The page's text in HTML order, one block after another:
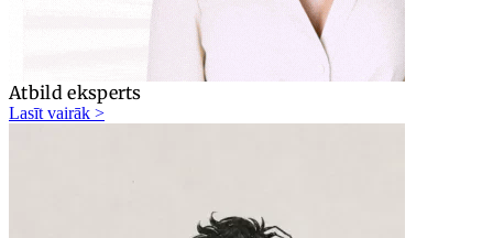
Atbild eksperts
Lasīt vairāk >